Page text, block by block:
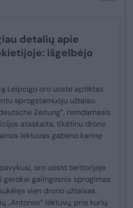
detalių apie
išgelbėjo
Leipcigo oro uoste aptiktas
sprogstamuoju užtaisu.
Zeitung“, remdamasis
ataskaita, tikėtinu drono
lėktuvas gabeno karinę
oro uosto teritorijoje
gerokai galingesnis sprogimas
vien drono užtaisas.
„Antonov“ lėktuvų, prie kurių